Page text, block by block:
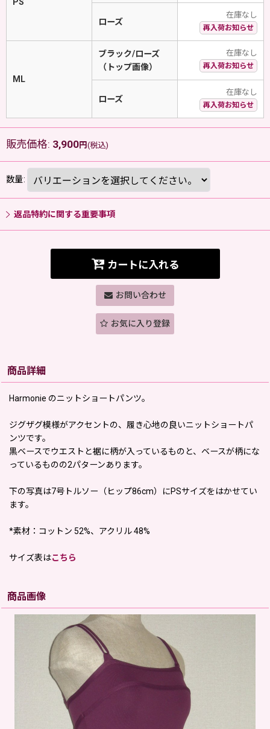
ローズ
在庫なし
再入荷お知らせ
ML
ブラック/ローズ
（トップ画像）
在庫なし
再入荷お知らせ
ローズ
在庫なし
再入荷お知らせ
販売価格: 3,900円 (税込)
数量:
返品特約に関する重要事項
カートに入れる
お問い合わせ
お気に入り登録
商品詳細
Harmonie のニットショートパンツ。
ジグザグ模様がアクセントの、履き心地の良いニットショートパ
ンツです。
黒ベースでウエストと裾に柄が入っているものと、ベースが柄にな
っているものの2パターンあります。
下の写真は7号トルソー（ヒップ86cm）にPSサイズをはかせてい
ます。
*素材：コットン 52%、アクリル 48%
サイズ表はこちら
商品画像